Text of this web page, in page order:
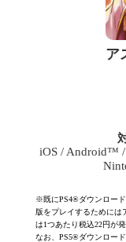
ア
iOS / Android™ /
※既にPS4®ダウンロー
版をプレイするためには
は1つあたり税込22円が
なお、PS5®ダウンロー